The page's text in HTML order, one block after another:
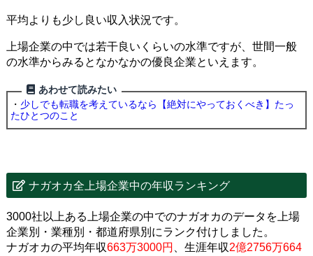
平均よりも少し良い収入状況です。
上場企業の中では若干良いくらいの水準ですが、世間一般
の水準からみるとなかなかの優良企業といえます。
あわせて読みたい
・ 少しでも転職を考えているなら【絶対にやっておくべき】たっ
たひとつのこと
ナガオカ全上場企業中の年収ランキング
3000社以上ある上場企業の中でのナガオカのデータを上場
企業別・業種別・都道府県別にランク付けしました。
ナガオカの平均年収663万3000円 、生涯年収2億2756万664